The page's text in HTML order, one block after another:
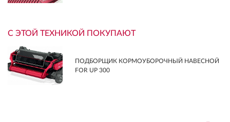
С ЭТОЙ ТЕХНИКОЙ ПОКУПАЮТ
ПОДБОРЩИК КОРМОУБОРОЧНЫЙ НАВЕСНОЙ
FOR UP 300